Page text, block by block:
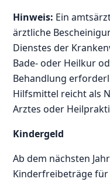
Hinweis: Ein
ärztliche
Dienstes der
Bade- oder Heilkur
Behandlung
Hilfsmittel reicht als
Arztes oder
Kindergeld
Ab dem nächsten
Kinderfreibeträge für